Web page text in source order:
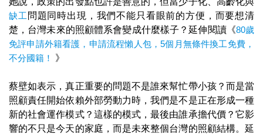
缺工 問題同時出現，我們不能只看眼前的方便，而要想清
楚，台灣未來的照顧體系會變成什麼樣子？延伸閱讀《80歲
免評申請外籍看護，申請流程懶人包，5個月無條件換工免費，
不分國籍！ 》
蔡壁如表示，真正重要的問題不是誰來幫忙帶小孩？而是當
照顧責任開始依賴外部勞動力時，我們是不是正在形成一種
新的社會運作模式？這樣的模式，最後由誰承擔代價？它影
響的不只是今天的家庭，而是未來整個台灣的照顧結構。延